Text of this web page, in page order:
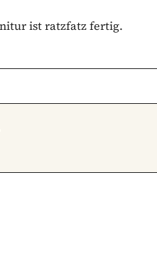
ist ratzfatz fertig.